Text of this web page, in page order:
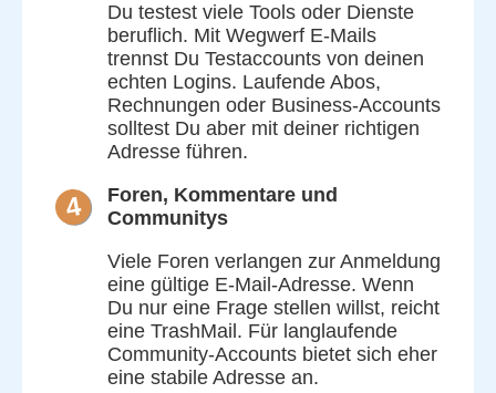
Du testest viele Tools oder Dienste
beruflich. Mit Wegwerf E-Mails
trennst Du Testaccounts von deinen
echten Logins. Laufende Abos,
Rechnungen oder Business-Accounts
solltest Du aber mit deiner richtigen
Adresse führen.
4
Foren, Kommentare und
Communitys
Viele Foren verlangen zur Anmeldung
eine gültige E-Mail-Adresse. Wenn
Du nur eine Frage stellen willst, reicht
eine TrashMail. Für langlaufende
Community-Accounts bietet sich eher
eine stabile Adresse an.